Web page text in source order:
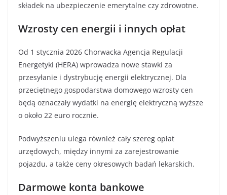
składek na ubezpieczenie emerytalne czy zdrowotne.
Wzrosty cen energii i innych opłat
Od 1 stycznia 2026 Chorwacka Agencja Regulacji
Energetyki (HERA) wprowadza nowe stawki za
przesyłanie i dystrybucję energii elektrycznej. Dla
przeciętnego gospodarstwa domowego wzrosty cen
będą oznaczały wydatki na energię elektryczną wyższe
o około 22 euro rocznie.
Podwyższeniu ulega również cały szereg opłat
urzędowych, między innymi za zarejestrowanie
pojazdu, a także ceny okresowych badań lekarskich.
Darmowe konta bankowe